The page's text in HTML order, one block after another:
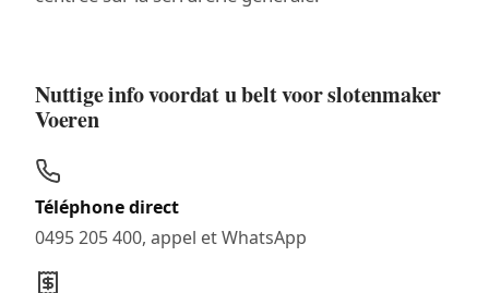
Nuttige info voordat u belt voor slotenmaker
Voeren
Téléphone direct
0495 205 400, appel et WhatsApp